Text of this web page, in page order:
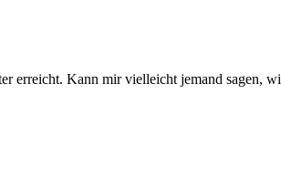
erreicht. Kann mir vielleicht jemand sagen,